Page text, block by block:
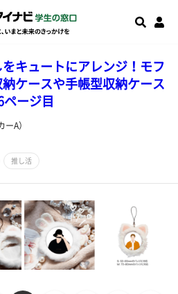
をキュートにアレンジ！モフ
ケースや手帳型収納ケース
ージ目
ーA）
推し活